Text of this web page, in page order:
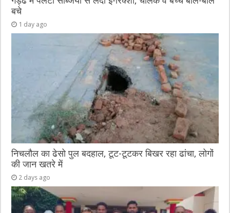
बचे
1 day ago
निचलौल का ढेसो पुल बदहाल, टूट-टूटकर बिखर रहा ढांचा, लोगों
की जान खतरे में
2 days ago